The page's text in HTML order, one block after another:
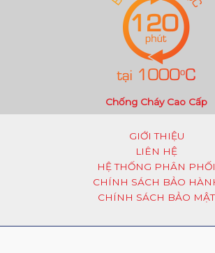
Chống Cháy Cao Cấp
GIỚI THIỆU
LIÊN HỆ
HỆ THỐNG PHÂN PHỐI
CHÍNH SÁCH BẢO
CHÍNH SÁCH BẢO MẬT